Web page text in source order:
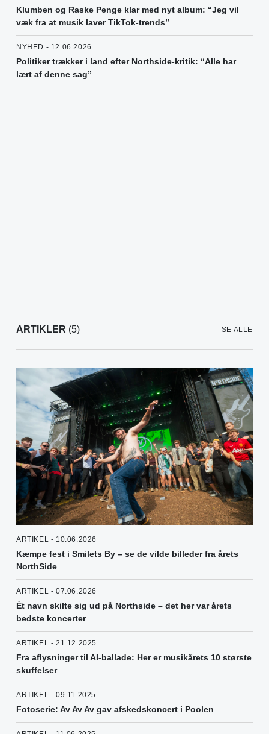
Klumben og Raske Penge klar med nyt album: “Jeg vil
væk fra at musik laver TikTok-trends”
NYHED - 12.06.2026
Politiker trækker i land efter Northside-kritik: “Alle har
lært af denne sag”
ARTIKLER (5) SE ALLE
ARTIKEL - 10.06.2026
Kæmpe fest i Smilets By – se de vilde billeder fra årets
NorthSide
ARTIKEL - 07.06.2026
Ét navn skilte sig ud på Northside – det her var årets
bedste koncerter
ARTIKEL - 21.12.2025
Fra aflysninger til AI-ballade: Her er musikårets 10 største
skuffelser
ARTIKEL - 09.11.2025
Fotoserie: Av Av Av gav afskedskoncert i Poolen